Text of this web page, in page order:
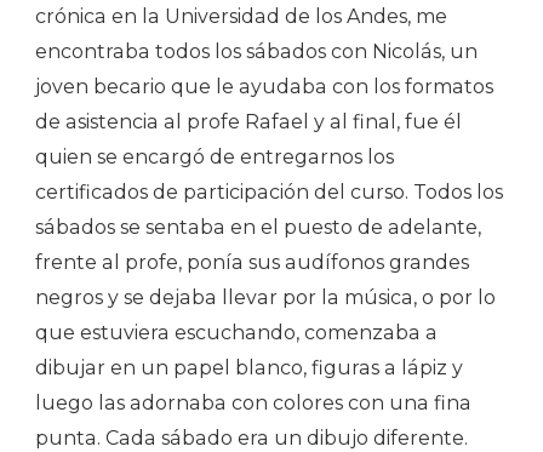
crónica en la Universidad de los Andes, me
encontraba todos los sábados con Nicolás, un
joven becario que le ayudaba con los formatos
de asistencia al profe Rafael y al final, fue él
quien se encargó de entregarnos los
certificados de participación del curso. Todos los
sábados se sentaba en el puesto de adelante,
frente al profe, ponía sus audífonos grandes
negros y se dejaba llevar por la música, o por lo
que estuviera escuchando, comenzaba a
dibujar en un papel blanco, figuras a lápiz y
luego las adornaba con colores con una fina
punta. Cada sábado era un dibujo diferente.